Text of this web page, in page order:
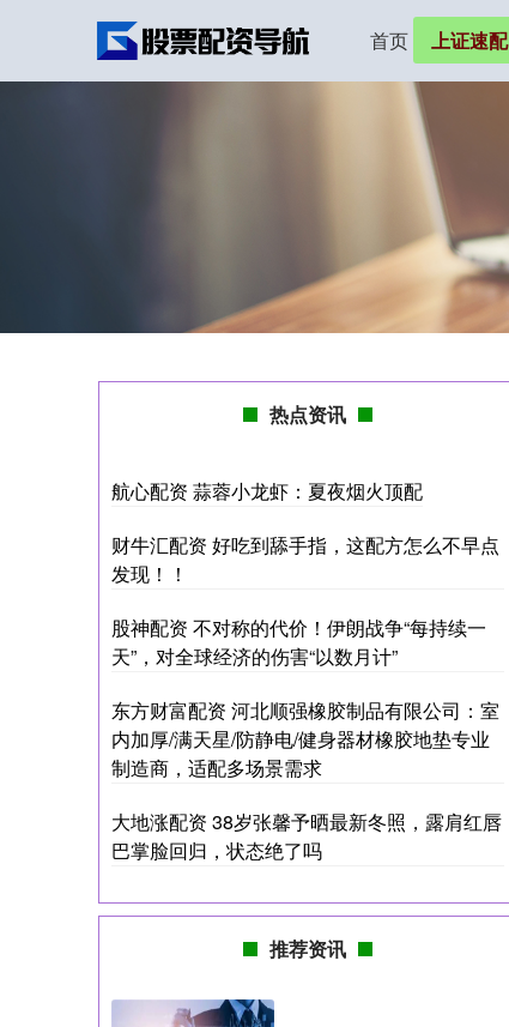
首页 上证速配
热点资讯
航心配资 蒜蓉小龙虾：夏夜烟火顶配
财牛汇配资 好吃到舔手指，这配方怎么不早点
发现！！
股神配资 不对称的代价！伊朗战争“每持续一
天”，对全球经济的伤害“以数月计”
东方财富配资 河北顺强橡胶制品有限公司：室
内加厚/满天星/防静电/健身器材橡胶地垫专业
制造商，适配多场景需求
大地涨配资 38岁张馨予晒最新冬照，露肩红唇
巴掌脸回归，状态绝了吗
推荐资讯